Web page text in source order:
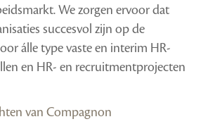
We zorgen ervoor dat
succesvol zijn op de
álle type vaste en interim HR-
en HR- en recruitmentprojecten
van Compagnon